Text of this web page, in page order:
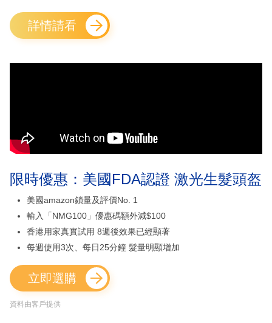
詳情請看
限時優惠：美國FDA認證 激光生髮頭盔
美國amazon鎖量及評價No. 1
輸入「NMG100」優惠碼額外減$100
香港用家真實試用 8週後效果已經顯著
每週使用3次、每日25分鐘 髮量明顯增加
立即選購
資料由客戶提供